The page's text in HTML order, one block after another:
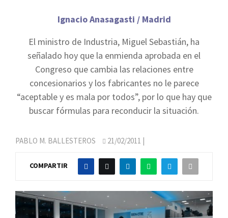
Ignacio Anasagasti / Madrid
El ministro de Industria, Miguel Sebastián, ha
señalado hoy que la enmienda aprobada en el
Congreso que cambia las relaciones entre
concesionarios y los fabricantes no le parece
“aceptable y es mala por todos”, por lo que hay que
buscar fórmulas para reconducir la situación.
PABLO M. BALLESTEROS 21/02/2011 |
COMPARTIR